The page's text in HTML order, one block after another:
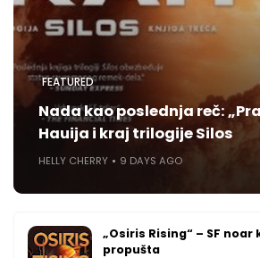
FEATURED
Nada kao poslednja reč:
Hauija i kraj trilogije Silos
HELLY CHERRY 9 DAYS AGO
„Osiris Rising“ – SF noar
propušta